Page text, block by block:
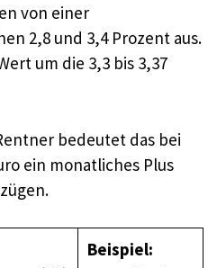
von einer
2,8 und 3,4 Prozent aus.
um die 3,3 bis 3,37
bedeutet das bei
ein monatliches Plus
Beispiel: